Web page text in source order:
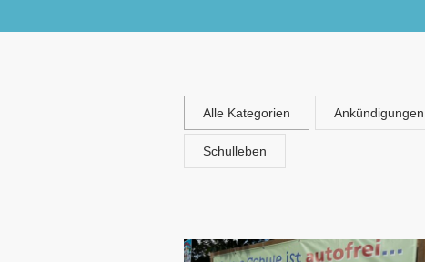
Alle Kategorien Ankündigungen
Schulleben